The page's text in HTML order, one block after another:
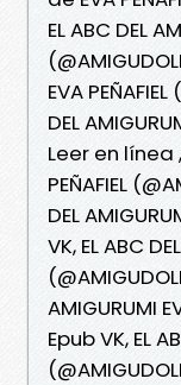
EL ABC DEL
EVA
DEL
Leer en línea ,
PEÑAFIEL
DEL
VK, EL ABC
AMIGURUMI
Epub VK, EL